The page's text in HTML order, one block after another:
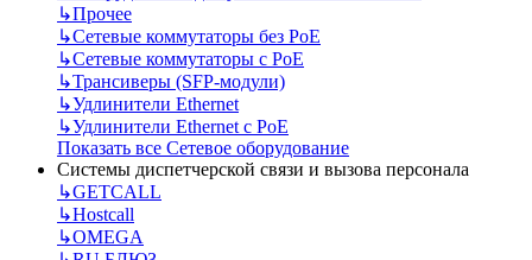
↳Прочее
↳Сетевые коммутаторы без РоЕ
↳Сетевые коммутаторы с РоЕ
↳Трансиверы (SFP-модули)
↳Удлинители Ethernet
↳Удлинители Ethernet с PoE
Показать все Сетевое оборудование
Системы диспетчерской связи и вызова персонала
↳GETCALL
↳Hostcall
↳OMEGA